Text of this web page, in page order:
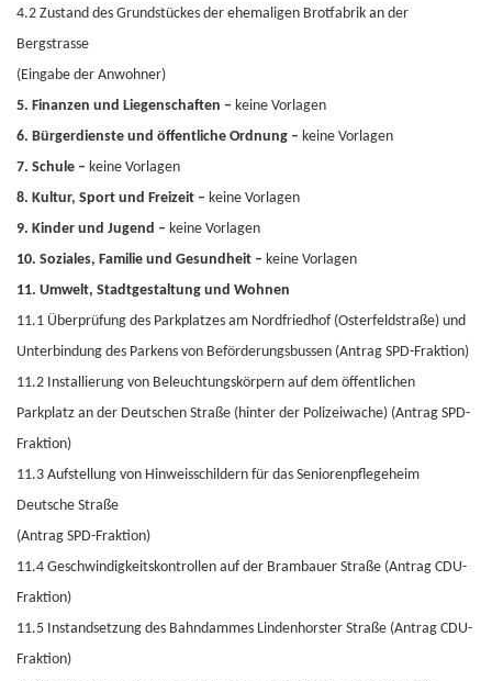
4.2 Zustand des Grundstückes der ehemaligen Brotfabrik an der
Bergstrasse
(Eingabe der Anwohner)
5. Finanzen und Liegenschaften – keine Vorlagen
6. Bürgerdienste und öffentliche Ordnung – keine Vorlagen
7. Schule – keine Vorlagen
8. Kultur, Sport und Freizeit – keine Vorlagen
9. Kinder und Jugend – keine Vorlagen
10. Soziales, Familie und Gesundheit – keine Vorlagen
11. Umwelt, Stadtgestaltung und Wohnen
11.1 Überprüfung des Parkplatzes am Nordfriedhof (Osterfeldstraße) und
Unterbindung des Parkens von Beförderungsbussen (Antrag SPD-Fraktion)
11.2 Installierung von Beleuchtungskörpern auf dem öffentlichen
Parkplatz an der Deutschen Straße (hinter der Polizeiwache) (Antrag SPD-
Fraktion)
11.3 Aufstellung von Hinweisschildern für das Seniorenpflegeheim
Deutsche Straße
(Antrag SPD-Fraktion)
11.4 Geschwindigkeitskontrollen auf der Brambauer Straße (Antrag CDU-
Fraktion)
11.5 Instandsetzung des Bahndammes Lindenhorster Straße (Antrag CDU-
Fraktion)